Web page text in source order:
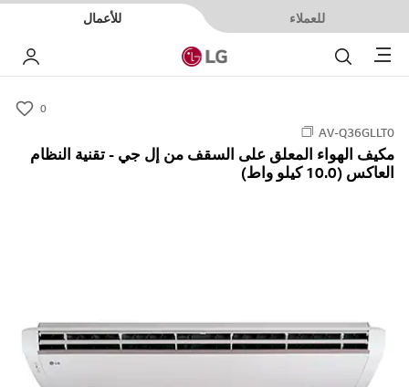
للعملاء للأعمال
Menu
0
m
s
h
AV-Q36GLLT0
مكيف الهواء المعلق على السقف من إل جي - تقنية النظام
العاكس (10.0 كيلو واط)